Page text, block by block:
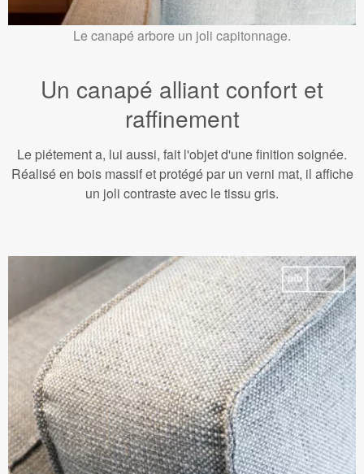
Le canapé arbore un joli capitonnage.
Un canapé alliant confort et
raffinement
Le piétement a, lui aussi, fait l'objet d'une finition soignée.
Réalisé en bois massif et protégé par un verni mat, il affiche
un joli contraste avec le tissu gris.